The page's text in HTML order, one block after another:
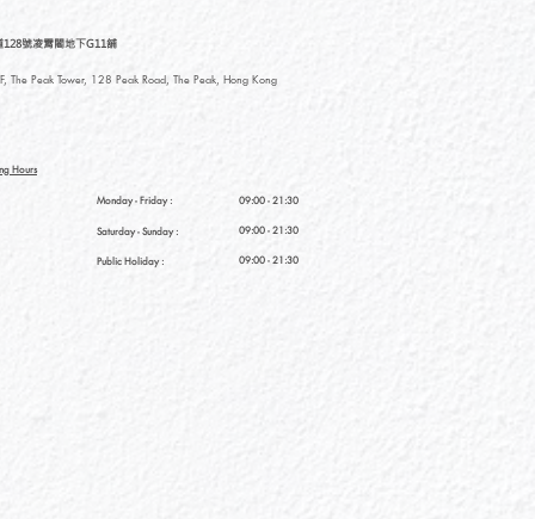
128號凌霄閣地下G11舖
The Peak Tower, 128 Peak Road, The Peak, Hong Kong
Hours
Monday - Friday :
Saturday- Sunday :
Public Holiday :
09:00 - 21:30
09:00 - 21:30
09:00 - 21:30